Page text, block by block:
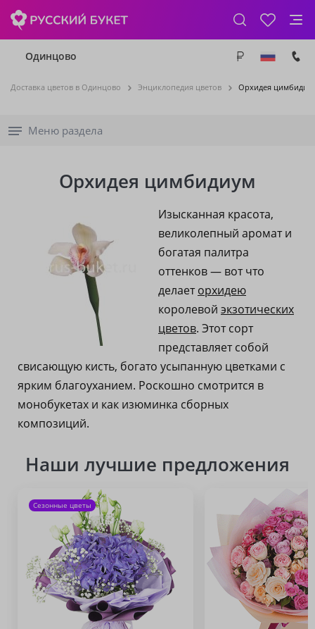
Одинцово
Доставка цветов в Одинцово Энциклопедия цветов Орхидея
Меню раздела
Орхидея цимбидиум
Изысканная красота,
великолепный аромат и
богатая палитра
оттенков — вот что
делаеторхидею
королевой экзотических
цветов. Этот сорт
представляет собой
свисающую кисть, богато усыпанную цветками с
ярким благоуханием. Роскошно смотрится в
монобукетах и как изюминка сборных
композиций.
Наши лучшие предложения
Сезонные цветы